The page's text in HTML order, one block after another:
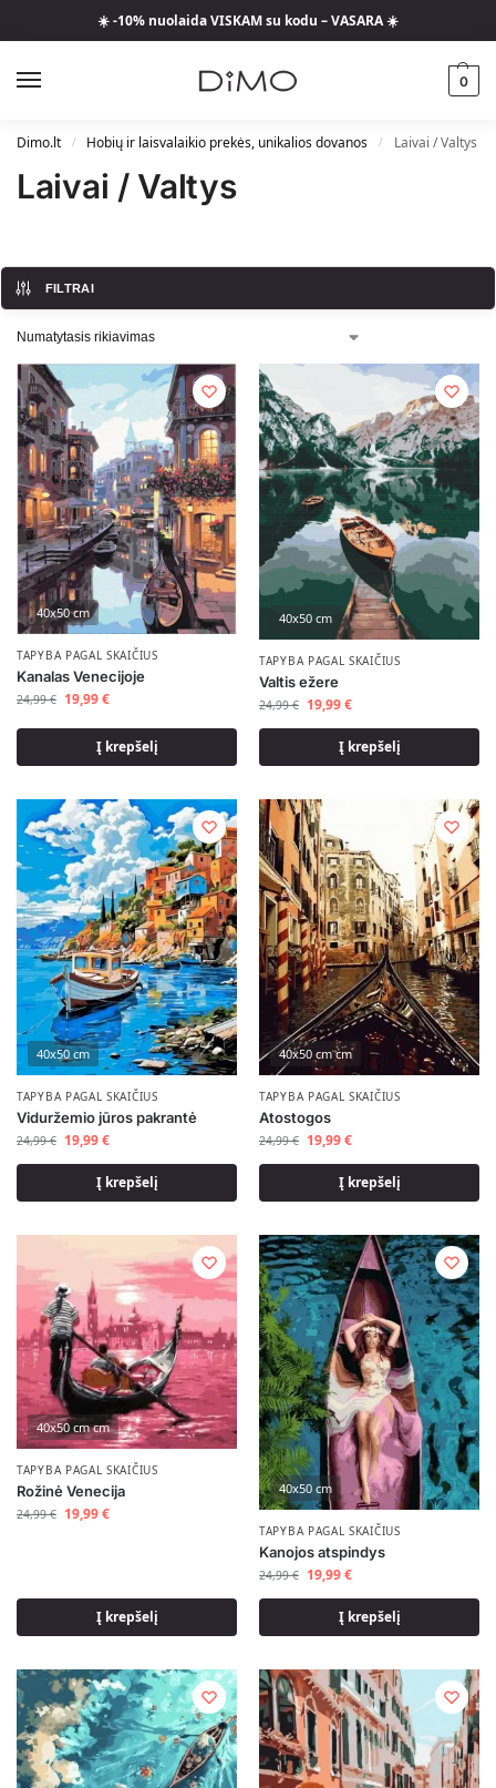
☀️ -10% nuolaida VISKAM su kodu – VASARA ☀️
0
Dimo.lt / Hobių ir laisvalaikio prekės, unikalios dovanos / Laivai / Valtys
Laivai / Valtys
FILTRAI
40x50 cm
TAPYBA PAGAL SKAIČIUS
Kanalas Venecijoje
24,99€ 19,99€
Į krepšelį
40x50 cm
TAPYBA PAGAL SKAIČIUS
Valtis ežere
24,99€ 19,99€
Į krepšelį
40x50 cm
TAPYBA PAGAL SKAIČIUS
Viduržemio jūros pakrantė
24,99€ 19,99€
Į krepšelį
40x50 cm cm
TAPYBA PAGAL SKAIČIUS
Atostogos
24,99€ 19,99€
Į krepšelį
40x50 cm cm
TAPYBA PAGAL SKAIČIUS
Rožinė Venecija
24,99€ 19,99€
Į krepšelį
40x50 cm
TAPYBA PAGAL SKAIČIUS
Kanojos atspindys
24,99€ 19,99€
Į krepšelį